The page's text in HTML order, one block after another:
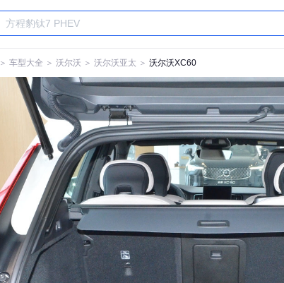
＞ 车型大全 ＞ 沃尔沃 ＞ 沃尔沃亚太 ＞ 沃尔沃XC60